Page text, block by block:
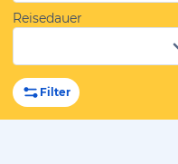
Reisedauer
Filter